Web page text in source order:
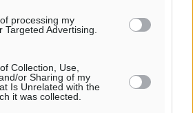
processing my
Targeted Advertising.
Collection, Use,
or Sharing of my
Is Unrelated with the
it was collected.
τα εγκαίνια της
Χειροτεχνίας και
43 λεπτά
Στίβου: Εκτός τελικού η